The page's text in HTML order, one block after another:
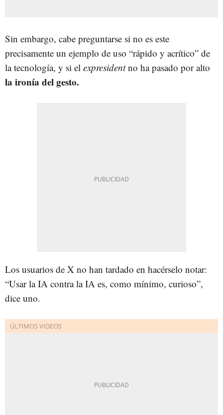
Sin embargo, cabe preguntarse si no es este
precisamente un ejemplo de uso “rápido y acrítico” de
la tecnología, y si el expresidentno ha pasado por alto
la ironía del gesto.
Los usuarios de X no han tardado en hacérselo notar:
“Usar la IA contra la IA es, como mínimo, curioso”,
dice uno.